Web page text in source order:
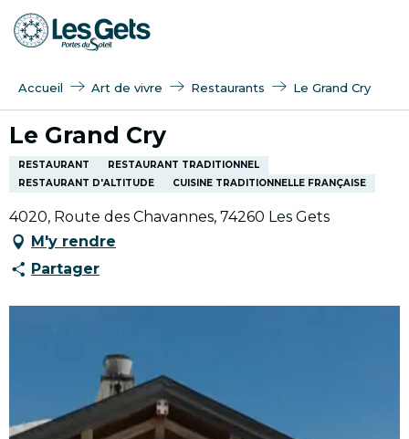
Aller
au
Accueil Art de vivre Restaurants Le Grand Cry
Le Grand Cry
RESTAURANT
RESTAURANT TRADITIONNEL
RESTAURANT D'ALTITUDE
CUISINE TRADITIONNELLE FRANÇAISE
4020, Route des Chavannes, 74260 Les Gets
M'y rendre
Partager